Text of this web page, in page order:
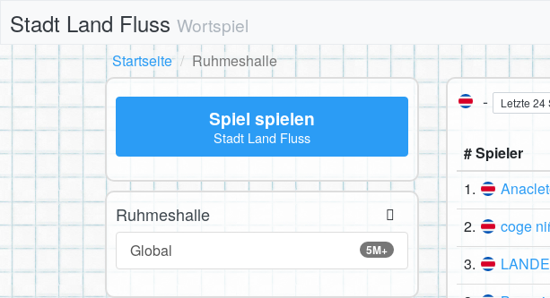
Stadt Land Fluss Wortspiel
Startseite
Ruhmeshalle
- Letzte 24
# Spieler
1.
2. coge
3.
Spiel spielen
Stadt Land Fluss
Ruhmeshalle
5M+
Global